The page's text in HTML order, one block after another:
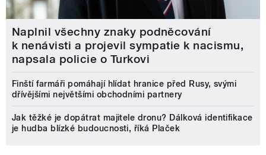
Naplnil všechny znaky podněcování
k nenávisti a projevil sympatie k nacismu,
napsala policie o Turkovi
Finští farmáři pomáhají hlídat hranice před Rusy, svými
dřívějšími největšími obchodními partnery
Jak těžké je dopátrat majitele dronu? Dálková identifikace
je hudba blízké budoucnosti, říká Plaček